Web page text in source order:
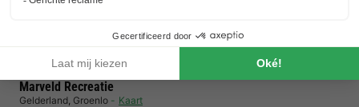
Marveld Recreatie
Gelderland, Groenlo Kaart